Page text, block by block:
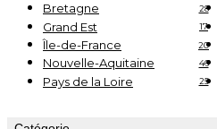
Bretagne 28
Grand Est 17
Île-de-France 20
Nouvelle-Aquitaine 46
Pays de la Loire 25